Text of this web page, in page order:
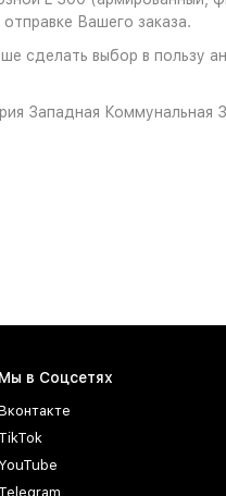
Вашего заказа.
выбор в пользу
Западная Коммунальная
Мы в Соцсетях
TikTok
Telegram